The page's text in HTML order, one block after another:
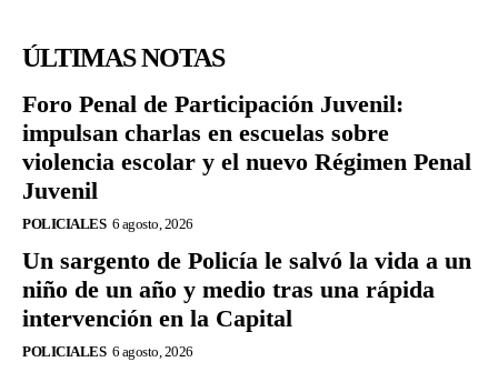
ÚLTIMAS NOTAS
Foro Penal de Participación Juvenil:
impulsan charlas en escuelas sobre
violencia escolar y el nuevo Régimen Penal
Juvenil
POLICIALES 6 agosto, 2026
Un sargento de Policía le salvó la vida a un
niño de un año y medio tras una rápida
intervención en la Capital
POLICIALES 6 agosto, 2026